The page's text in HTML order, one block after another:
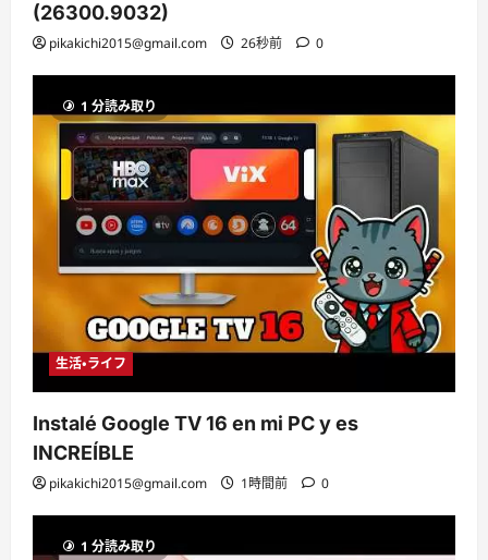
(26300.9032)
pikakichi2015@gmail.com 26秒前 0
1 分読み取り
生活・ライフ
Instalé Google TV 16 en mi PC y es
INCREÍBLE
pikakichi2015@gmail.com 1時間前 0
1 分読み取り